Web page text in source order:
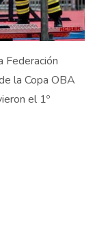
Federación
la Copa OBA
el 1º